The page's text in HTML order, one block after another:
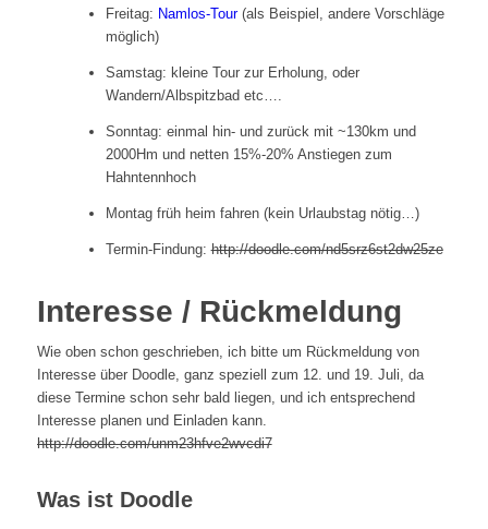
Freitag: Namlos-Tour(als Beispiel, andere Vorschläge
möglich)
Samstag: kleine Tour zur Erholung, oder
Wandern/Albspitzbad etc….
Sonntag: einmal hin- und zurück mit ~130km und
2000Hm und netten 15%-20% Anstiegen zum
Hahntennhoch
Montag früh heim fahren (kein Urlaubstag nötig…)
Termin-Findung:http://doodle.com/nd5srz6st2dw25ze
Interesse / Rückmeldung
Wie oben schon geschrieben, ich bitte um Rückmeldung von
Interesse über Doodle, ganz speziell zum 12. und 19. Juli, da
diese Termine schon sehr bald liegen, und ich entsprechend
Interesse planen und Einladen kann.
http://doodle.com/unm23hfve2wvcdi7
Was ist Doodle